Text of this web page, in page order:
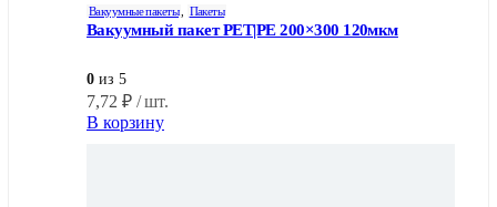
Вакуумные пакеты Пакеты
Вакуумный пакет PET|PE 200×300 120мкм
0 из 5
7,72 ₽ / шт.
В корзину